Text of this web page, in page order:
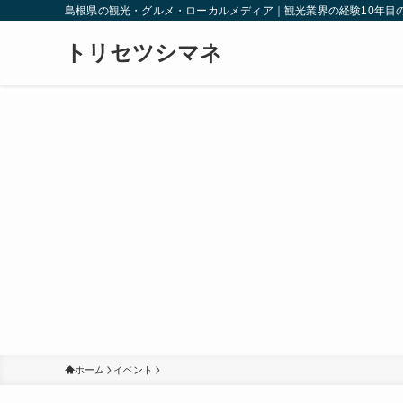
島根県の観光・グルメ・ローカルメディア｜観光業界の経験10年
トリセツシマネ
ホーム イベント